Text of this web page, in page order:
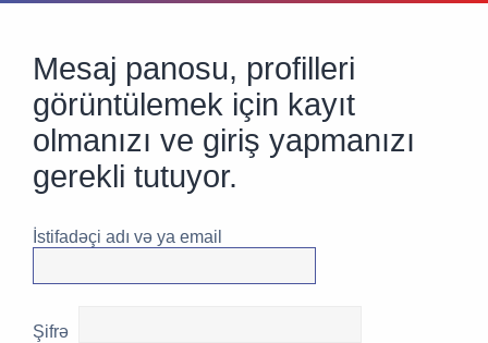
Mesaj panosu, profilleri
görüntülemek için kayıt
olmanızı ve giriş yapmanızı
gerekli tutuyor.
İstifadəçi adı və ya email
Şifrə